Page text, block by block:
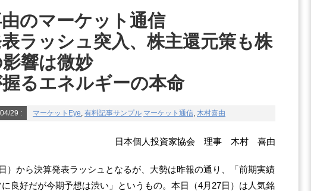
のマーケット通信
ラッシュ突入、株主還元策も株
響は微妙
るエネルギーの本命
29 : マーケットEye, 有料記事サンプル マーケット通信, 木村喜由
日本個人投資家協会 理事 木村 喜由
）から決算発表ラッシュとなるが、大勢は昨報の通り、「前期実績
良好だが今期予想は渋い」というもの。本日（4月27日）は人気銘